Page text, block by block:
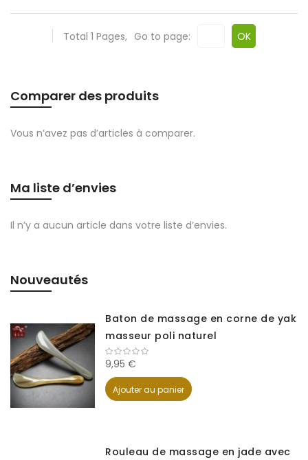
Total 1 Pages, Go to page: OK
Comparer des produits
Vous n’avez pas d’articles à comparer.
Ma liste d’envies
Il n’y a aucun article dans votre liste d’envies.
Nouveautés
Baton de massage en corne de yak
masseur poli naturel
9,95 €
Ajouter au panier
Rouleau de massage en jade avec